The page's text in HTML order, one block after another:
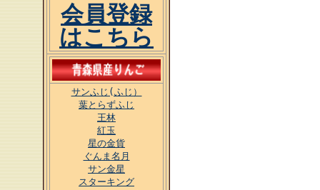
会員登録
はこちら
サンふじ(ふじ）
葉とらずふじ
王林
紅玉
星の金貨
ぐんま名月
サン金星
スターキング